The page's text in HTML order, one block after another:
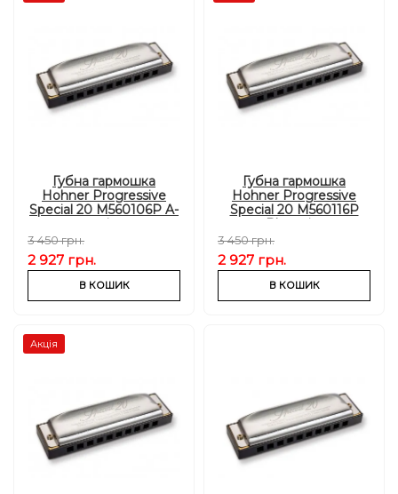
Губна гармошка
Hohner Progressive
Special 20 M560106P A-
major
3 450 грн.
2 927 грн.
В КОШИК
Губна гармошка
Hohner Progressive
Special 20 M560116P
Bb-major
3 450 грн.
2 927 грн.
В КОШИК
Акція